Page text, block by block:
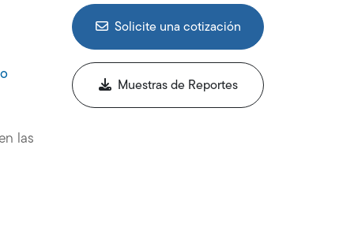
las
Solicite una cotización
Muestras de Reportes